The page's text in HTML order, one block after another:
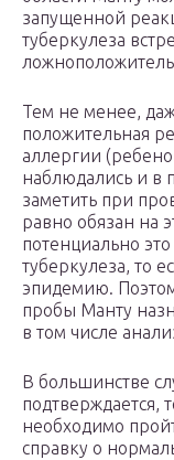
запущенной
туберкулеза
Тем не менее,
положительная
аллергии
наблюдались и в
заметить при
равно обязан на
потенциально
туберкулеза, то
эпидемию.
пробы Манту
в том числе
В большинстве
подтверждается,
необходимо
справку о